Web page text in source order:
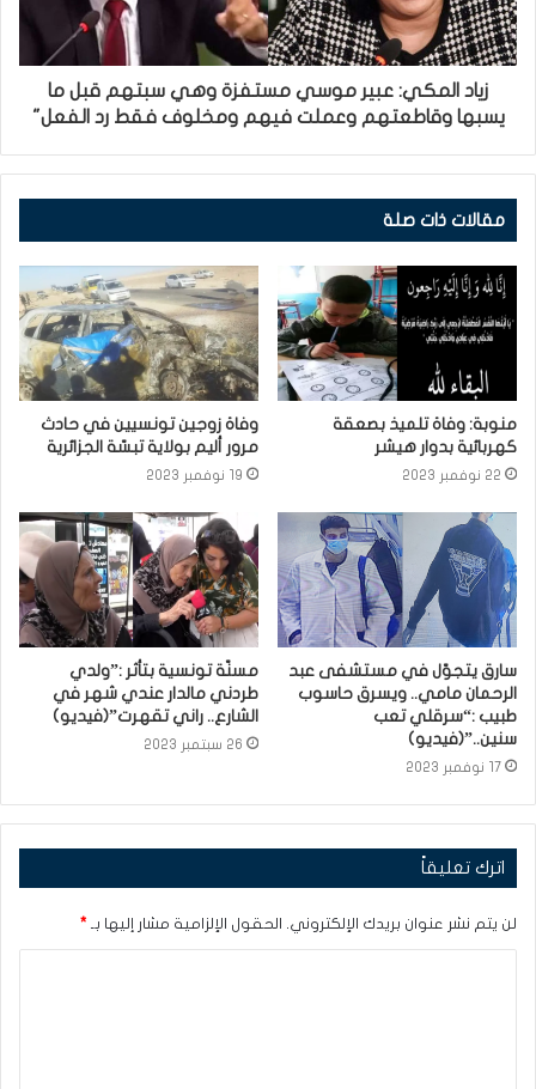
زياد المكي: عبير موسي مستفزة وهي سبتهم قبل ما
يسبها وقاطعتهم وعملت فيهم ومخلوف فقط رد الفعل"
مقالات ذات صلة
منوبة: وفاة تلميذ بصعقة
كهربائية بدوار هيشر
22 نوفمبر 2023
وفاة زوجين تونسيين في حادث
مرور أليم بولاية تبسّة الجزائرية
19 نوفمبر 2023
سارق يتجوّل في مستشفى عبد
الرحمان مامي.. ويسرق حاسوب
طبيب :“سرقلي تعب
سنين..”(فيديو)
17 نوفمبر 2023
مسنّة تونسية بتأثر :”ولدي
طردني مالدار عندي شهر في
الشارع.. راني تقهرت”(فيديو)
26 سبتمبر 2023
اترك تعليقاً
لن يتم نشر عنوان بريدك الإلكتروني. الحقول الإلزامية مشار إليها بـ *